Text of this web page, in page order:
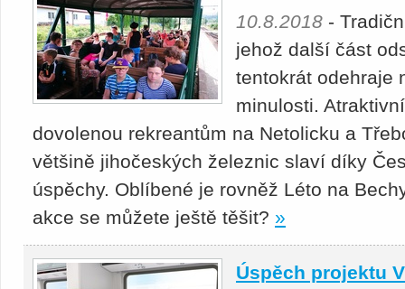
10.8.2018 -
jehož další část
tentokrát odehraje
minulosti.
dovolenou rekreantům na Netolicku a
většině jihočeských železnic slaví díky
úspěchy. Oblíbené je rovněž Léto na
akce se můžete ještě těšit? »
Úspěch projektu